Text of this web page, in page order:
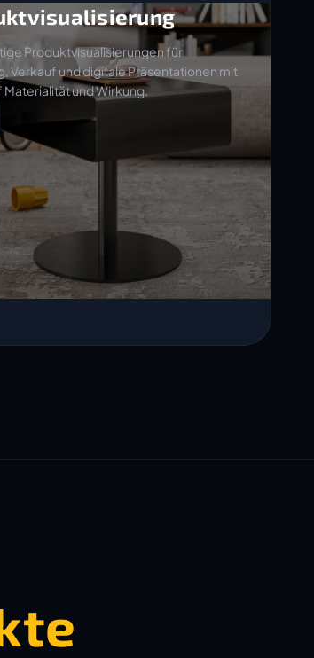
Produktvisualisierungen für
Verkauf und digitale Präsentationen mit
Materialität und Wirkung.